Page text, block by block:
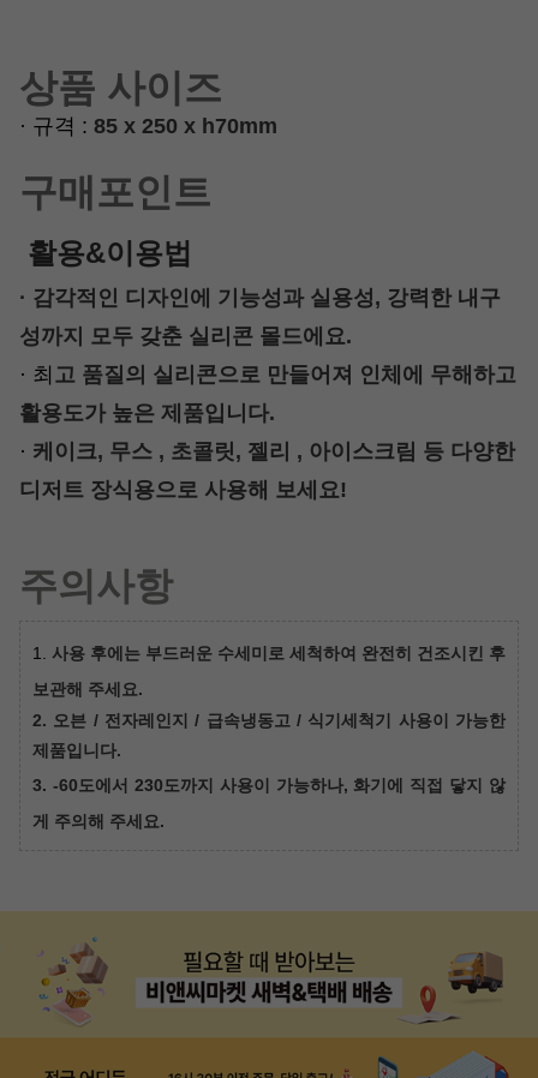
상품 사이즈
· 규격 : 85 x 250 x h70mm
구매포인트
활용&이용법
· 감각적인 디자인에 기능성과 실용성, 강력한 내구
성까지 모두 갖춘 실리콘 몰드에요.
· 최 고 품질의 실리콘으로 만들어져 인체에 무해하고
활용도가 높은 제품입니다.
· 케이크, 무스 , 초콜릿, 젤리 , 아이스크림 등 다양한
디저트 장식용으로 사용해 보세요!
주의사항
1. 사용 후에는 부드러운 수세미로 세척하여 완전히 건조시킨 후
보관해 주세요.
2. 오븐 / 전자레인지 / 급속냉동고 / 식기세척기 사용이 가능한
제품입니다.
3. -60도에서 230도까지 사용이 가능하나, 화기에 직접 닿지 않
게 주의해 주세요.